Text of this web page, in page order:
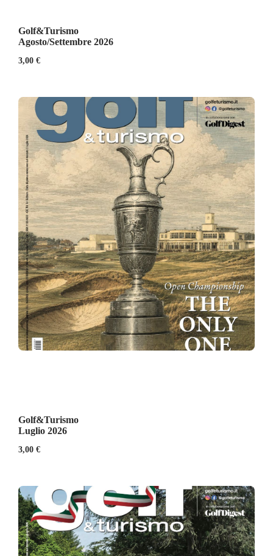
Golf&Turismo
Agosto/Settembre 2026
3,00 €
Golf&Turismo
Luglio 2026
3,00 €